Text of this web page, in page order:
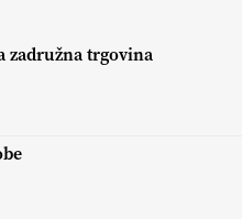
zadružna trgovina